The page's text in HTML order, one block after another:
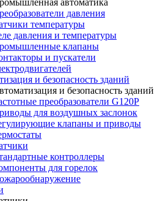
автоматика
давления
температуры
давления и температуры
клапаны
и пускатели
и безопасность зданий
и безопасность зданий
преобразователи G120P
для воздушных заслонок
клапаны и приводы
контроллеры
для горелок